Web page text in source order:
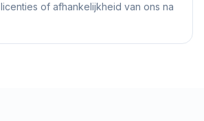
of afhankelijkheid van ons na